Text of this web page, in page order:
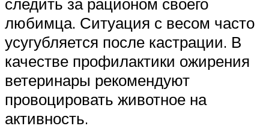
любимца. Ситуация с весом часто
усугубляется после кастрации. В
качестве профилактики ожирения
ветеринары рекомендуют
провоцировать животное на
активность.